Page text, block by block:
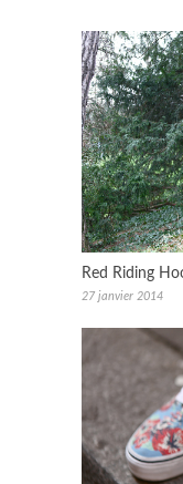
Red Riding
27 janvier 2014